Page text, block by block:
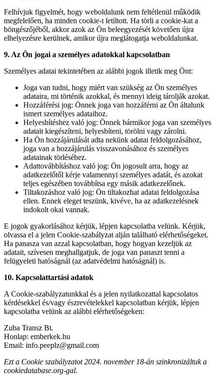
Felhívjuk figyelmét, hogy weboldalunk nem feltétlenül működik
megfelelően, ha minden cookie-t letiltott. Ha törli a cookie-kat a
böngészőjéből, akkor azok az Ön beleegyezését követően újra
elhelyezésre kerülnek, amikor újra meglátogatja weboldalunkat.
9. Az Ön jogai a személyes adatokkal kapcsolatban
Személyes adatai tekintetében az alábbi jogok illetik meg Önt:
Joga van tudni, hogy miért van szükség az Ön személyes
adataira, mi történik azokkal, és mennyi ideig tárolják azokat.
Hozzáférési jog: Önnek joga van hozzáférni az Ön általunk
ismert személyes adataihoz.
Helyesbítéshez való jog: Önnek bármikor joga van személyes
adatait kiegészíteni, helyesbíteni, törölni vagy zárolni.
Ha Ön hozzájárulását adta nekünk adatai feldolgozásához,
joga van a hozzájárulás visszavonásához és személyes
adatainak törléséhez.
Adattovábbításhoz való jog: Ön jogosult arra, hogy az
adatkezelőtől kérje valamennyi személyes adatát, és azokat
teljes egészében továbbítsa egy másik adatkezelőnek.
Tiltakozáshoz való jog: Ön tiltakozhat adatai feldolgozása
ellen. Ennek eleget teszünk, kivéve, ha az adatkezelésnek
indokolt okai vannak.
E jogok gyakorlásához kérjük, lépjen kapcsolatba velünk. Kérjük,
olvassa el a jelen Cookie-szabályzat alján található elérhetőségeket.
Ha panasza van azzal kapcsolatban, hogy hogyan kezeljük az
adatait, szívesen meghallgatjuk, de joga van panaszt tenni a
felügyeleti hatóságnál (az adatvédelmi hatóságnál) is.
10. Kapcsolattartási adatok
A Cookie-szabályzatunkkal és a jelen nyilatkozattal kapcsolatos
kérdésekkel és/vagy észrevételekkel kapcsolatban kérjük, lépjen
kapcsolatba velünk az alábbi elérhetőségeken:
Zuba Transz Bt.
Honlap: emberkek.hu
Email: info.peeplz@gmail.com
Ezt a Cookie szabályzatot 2024. november 18-án szinkronizáltuk a
cookiedatabase.org-gal.